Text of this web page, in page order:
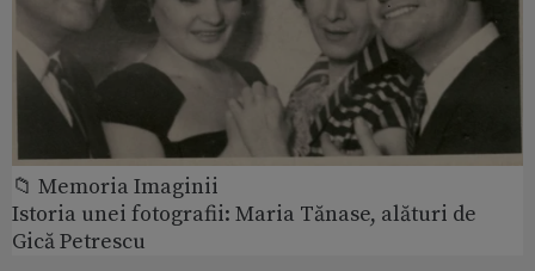
📁 Memoria Imaginii
Istoria unei fotografii: Maria Tănase, alături de
Gică Petrescu